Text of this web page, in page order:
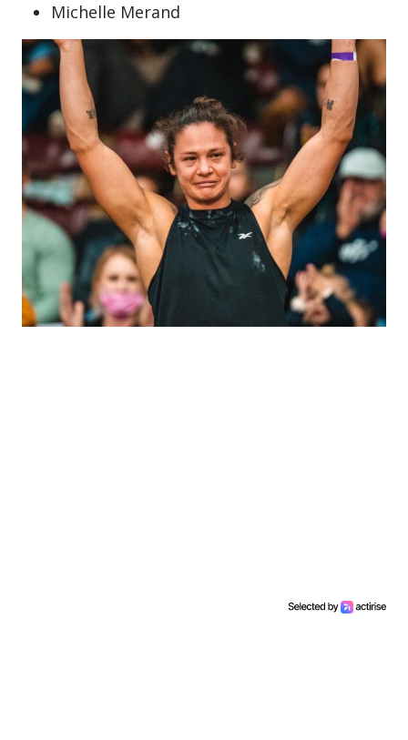
Michelle Merand